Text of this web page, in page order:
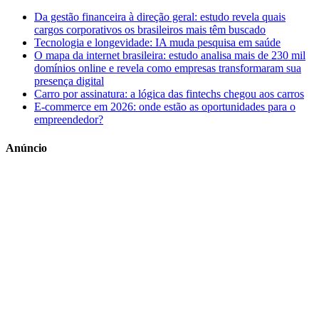
Da gestão financeira à direção geral: estudo revela quais
cargos corporativos os brasileiros mais têm buscado
Tecnologia e longevidade: IA muda pesquisa em saúde
O mapa da internet brasileira: estudo analisa mais de 230 mil
domínios online e revela como empresas transformaram sua
presença digital
Carro por assinatura: a lógica das fintechs chegou aos carros
E-commerce em 2026: onde estão as oportunidades para o
empreendedor?
Anúncio